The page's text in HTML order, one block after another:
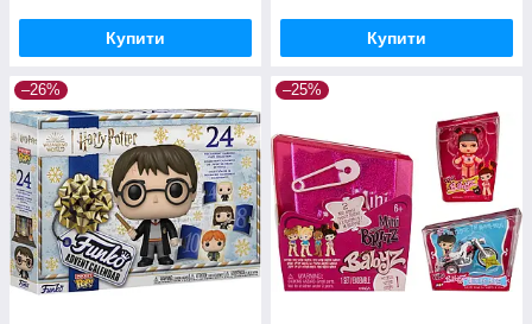
Купити Купити
–26% –25%